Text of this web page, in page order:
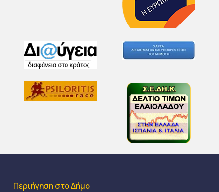
Περιήγηση στο Δήμο